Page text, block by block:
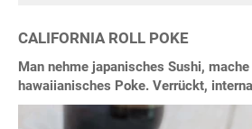
CALIFORNIA ROLL POKE
Man nehme japanisches Sushi,
hawaiianisches Poke. Verrückt,